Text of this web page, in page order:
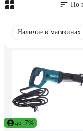
По
Наличие в магазинах
до -7%